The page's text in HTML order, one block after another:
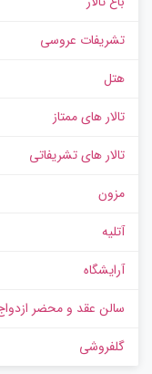
تشریفات عروسی
هتل
تالار های ممتاز
تالار های تشریفاتی
مزون
آتلیه
آرایشگاه
سالن عقد و محضر
گلفروشی